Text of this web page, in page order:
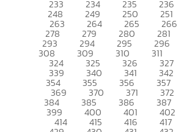
233 234 235 236
248 249 250 251
263 264 265 266
278 279 280 281
293 294 295 296
308 309 310 311
324 325 326 327
339 340 341 342
354 355 356 357
369 370 371 372
384 385 386 387
399 400 401 402
414 415 416 417